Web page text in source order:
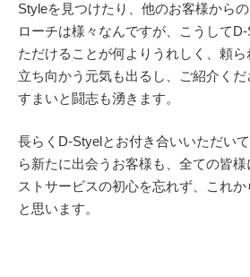
Styleを見つけたり、他のお客様から
ローチは様々なんですが、こうして
ただけることが何よりうれしく、頼
立ち向かう元気も出るし、ご紹介く
すまいと闘志も湧きます。
長らくD-Styelとお付き合いいただい
ら新たに出会うお客様も、全ての皆
ストサービスの初心を忘れず、これ
と思います。